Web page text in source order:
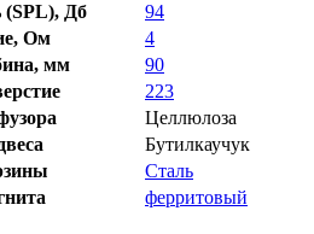
(SPL), Дб
94
Ом
4
мм
90
223
Целлюлоза
Бутилкаучук
Сталь
ферритовый